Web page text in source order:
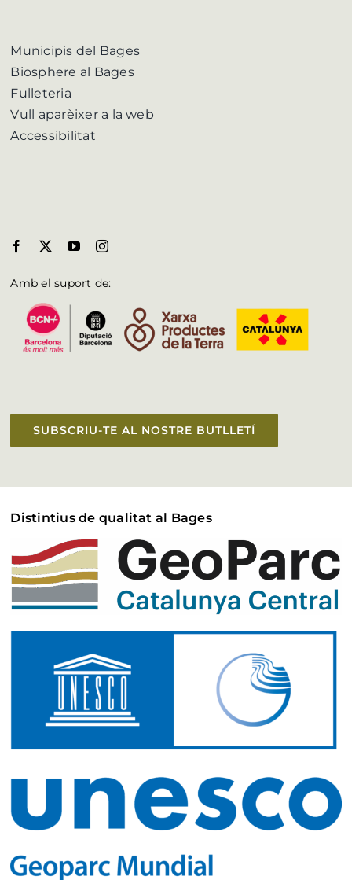
Municipis del Bages
Biosphere al Bages
Fulleteria
Vull aparèixer a la web
Accessibilitat
Amb el suport de:
SUBSCRIU-TE AL NOSTRE BUTLLETÍ
Distintius de qualitat al Bages